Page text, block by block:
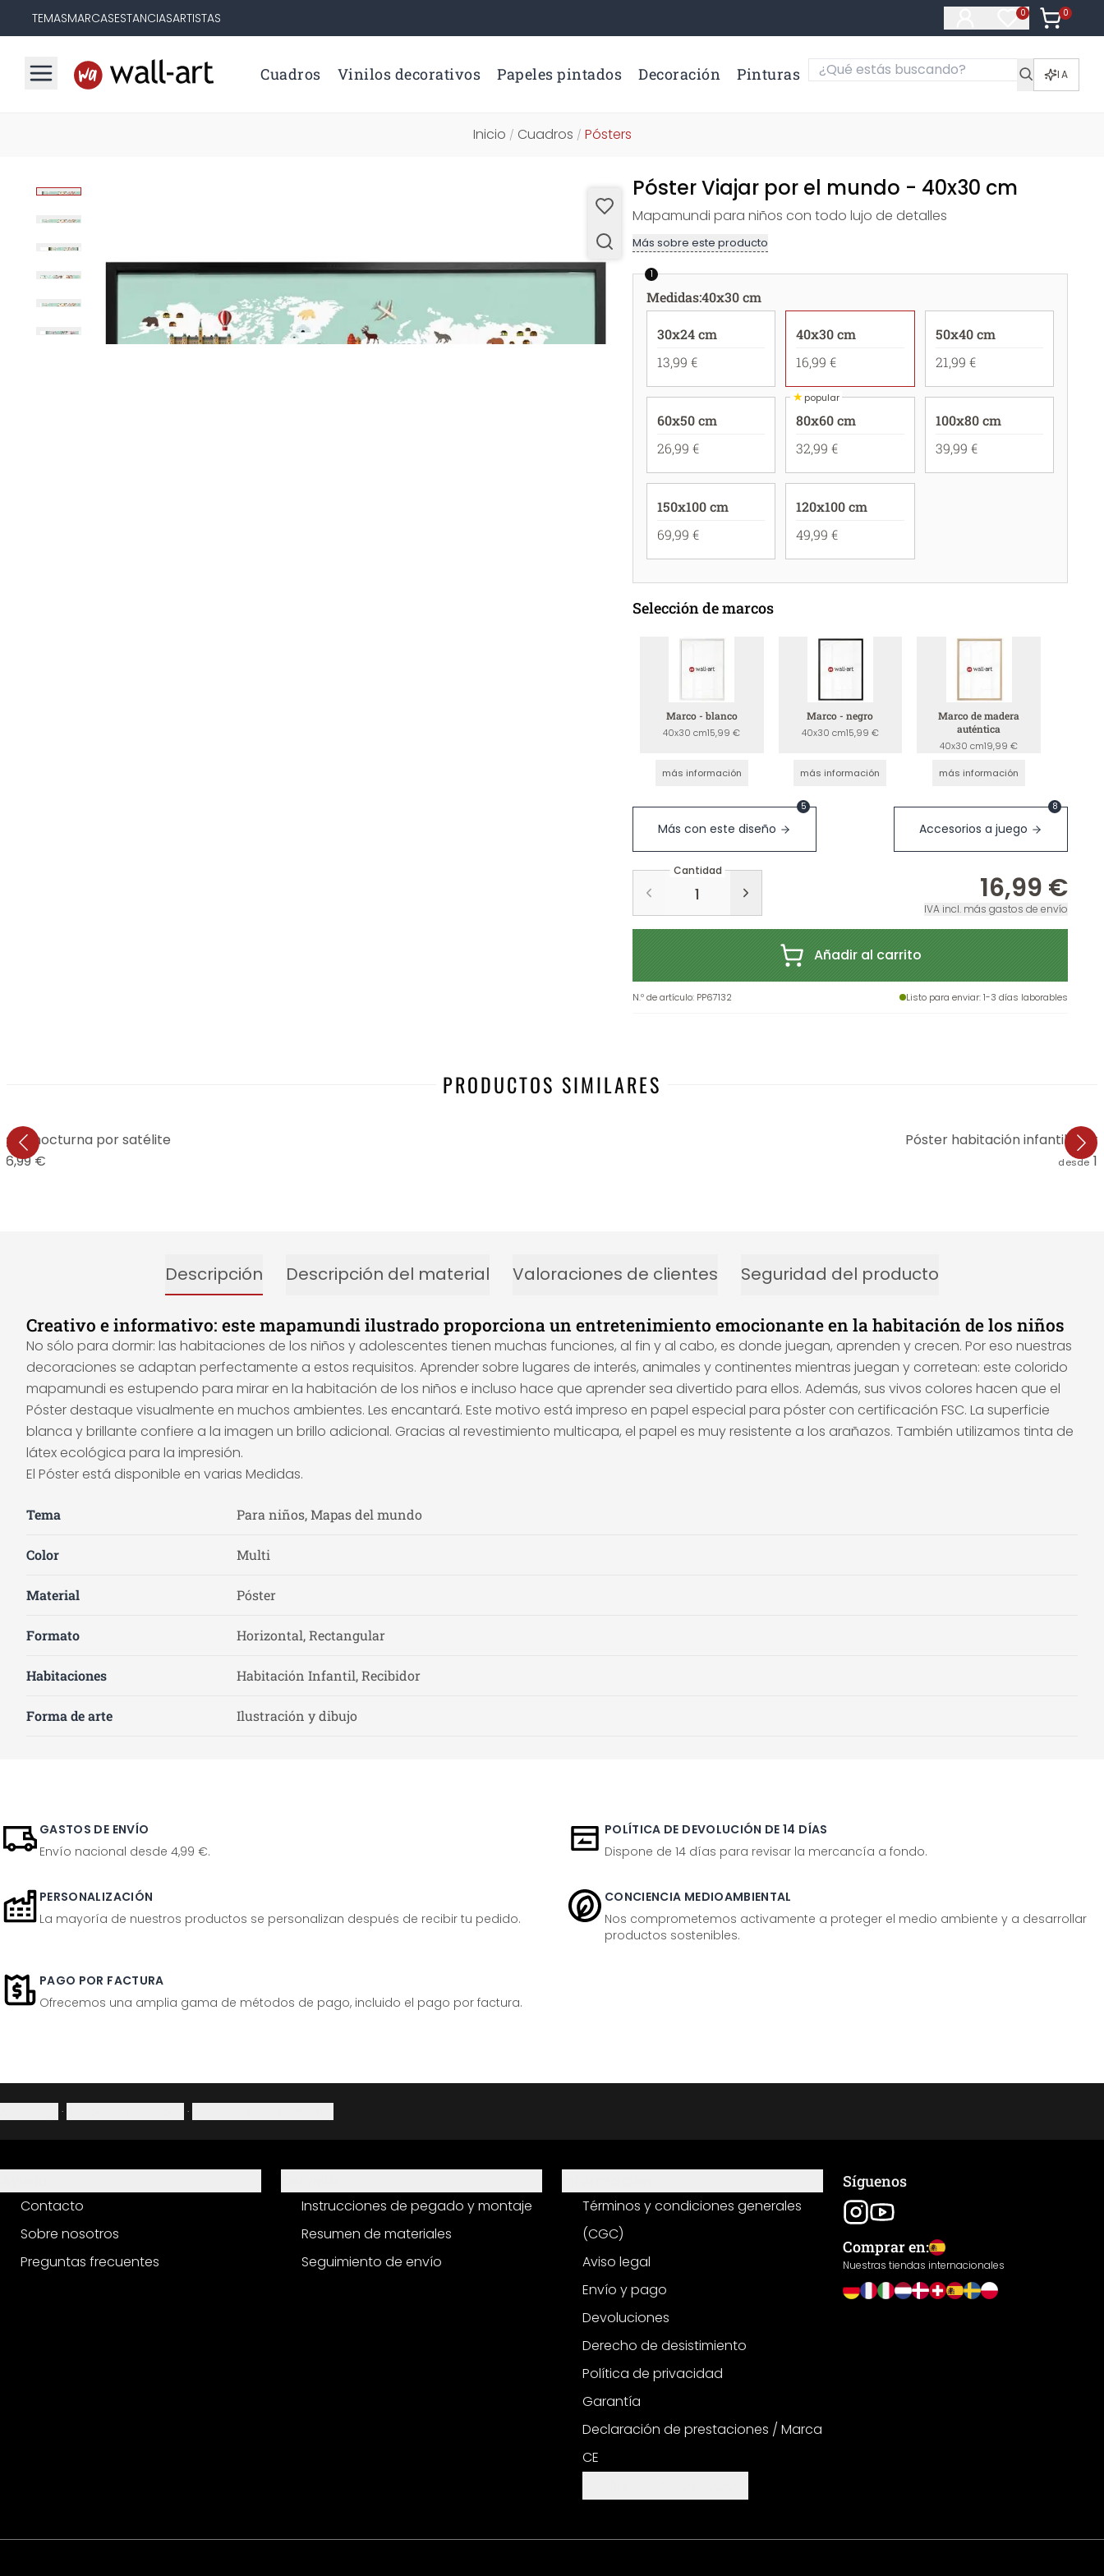
TEMASMARCASESTANCIASARTISTAS 0
Artículos en
0
Artículos
Cuadros Vinilos decorativos Papeles pintados Decoración Pinturas IA
Inicio / Cuadros / Pósters
Póster Viajar por el mundo - 40x30 cm
Mapamundi para niños con todo lujo de detalles
Más sobre este producto
1
Medidas:40x30 cm
30x24 cm
13,99 €
40x30 cm
16,99 €
50x40 cm
21,99 €
60x50 cm
26,99 €
★popular
80x60 cm
32,99 €
100x80 cm
39,99 €
150x100 cm
69,99 €
120x100 cm
49,99 €
Selección de marcos
Marco - blanco
40x30 cm15,99 €
más información
Marco - negro
40x30 cm15,99 €
más información
Marco de madera
auténtica
40x30 cm19,99 €
más información
Más con este diseño
5
Accesorios a juego
8
Cantidad
16,99 €
IVA incl. más gastos de envío
Añadir al carrito
N.º de artículo: PP67132 Listo para enviar: 1-3 días laborables
PRODUCTOS SIMILARES
nocturna por satélite
16,99 €
Póster habitación infantil -
desde
Descripción Descripción del material Valoraciones de clientes Seguridad del producto
Creativo e informativo: este mapamundi ilustrado proporciona un entretenimiento emocionante en la habitación de los niños
No sólo para dormir: las habitaciones de los niños y adolescentes tienen muchas funciones, al fin y al cabo, es donde juegan, aprenden y crecen. Por eso nuestras
decoraciones se adaptan perfectamente a estos requisitos. Aprender sobre lugares de interés, animales y continentes mientras juegan y corretean: este colorido
mapamundi es estupendo para mirar en la habitación de los niños e incluso hace que aprender sea divertido para ellos. Además, sus vivos colores hacen que el
Póster destaque visualmente en muchos ambientes. Les encantará. Este motivo está impreso en papel especial para póster con certificación FSC. La superficie
blanca y brillante confiere a la imagen un brillo adicional. Gracias al revestimiento multicapa, el papel es muy resistente a los arañazos. También utilizamos tinta de
látex ecológica para la impresión.
El Póster está disponible en varias Medidas.
Tema Para niños, Mapas del mundo
Color Multi
Material Póster
Formato Horizontal, Rectangular
Habitaciones Habitación Infantil, Recibidor
Forma de arte Ilustración y dibujo
GASTOS DE ENVÍO
Envío nacional desde 4,99 €.
POLÍTICA DE DEVOLUCIÓN DE 14 DÍAS
Dispone de 14 días para revisar la mercancía a fondo.
PERSONALIZACIÓN
La mayoría de nuestros productos se personalizan después de recibir tu pedido.
CONCIENCIA MEDIOAMBIENTAL
Nos comprometemos activamente a proteger el medio ambiente y a desarrollar
productos sostenibles.
PAGO POR FACTURA
Ofrecemos una amplia gama de métodos de pago, incluido el pago por factura.
· ·
Contacto
Sobre nosotros
Preguntas frecuentes
Instrucciones de pegado y montaje
Resumen de materiales
Seguimiento de envío
Términos y condiciones generales
(CGC)
Aviso legal
Envío y pago
Devoluciones
Derecho de desistimiento
Política de privacidad
Garantía
Declaración de prestaciones / Marca
CE
Síguenos
Comprar en:
Nuestras tiendas internacionales